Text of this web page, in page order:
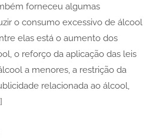
forneceu algumas
o consumo excessivo de álcool
elas está o aumento dos
o reforço da aplicação das leis
a menores, a restrição da
relacionada ao álcool,
]